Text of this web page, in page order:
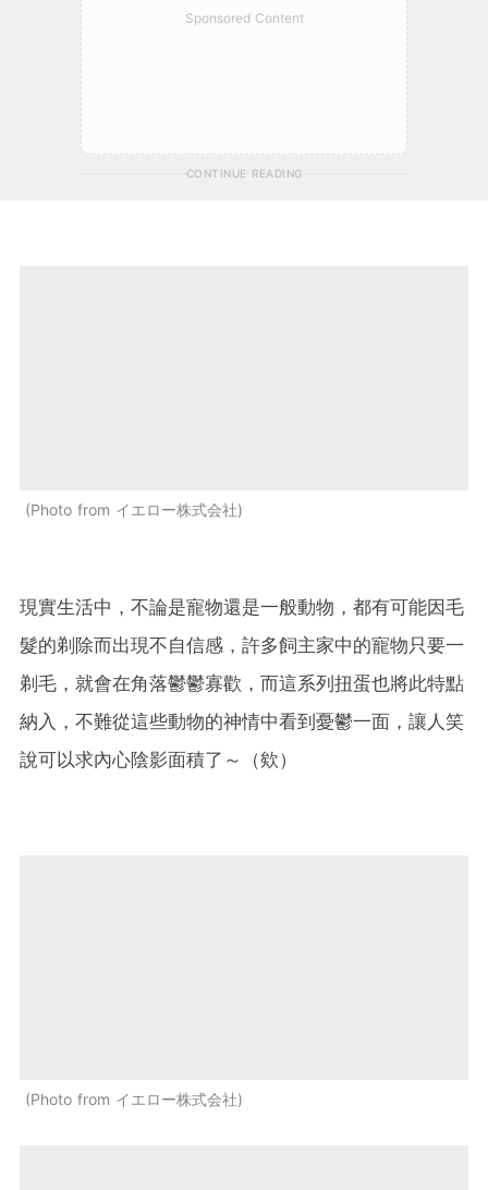
Sponsored Content
CONTINUE READING
Photo from イエロー株式会社
現實生活中，不論是寵物還是一般動物，都有可能因毛
髮的剃除而出現不自信感，許多飼主家中的寵物只要一
剃毛，就會在角落鬱鬱寡歡，而這系列扭蛋也將此特點
納入，不難從這些動物的神情中看到憂鬱一面，讓人笑
說可以求內心陰影面積了～（欸）
Photo from イエロー株式会社